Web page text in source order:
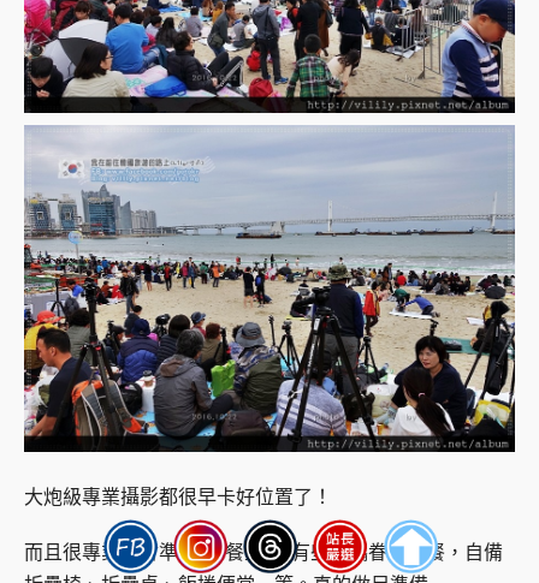
大炮級專業攝影都很早卡好位置了！
而且很專業的會準備”野餐墊”，有些人攜眷來野餐，自備